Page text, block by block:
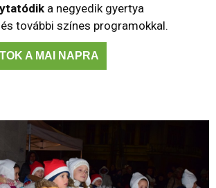
a negyedik gyertya
további színes programokkal.
A MAI NAPRA